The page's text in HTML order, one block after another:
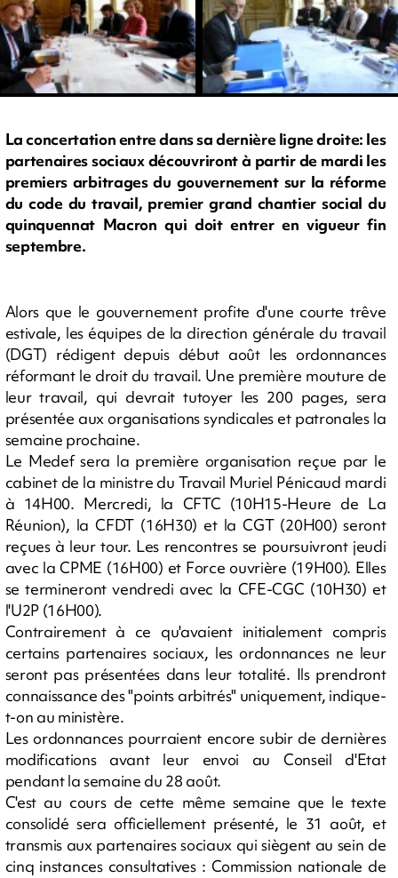
La concertation entre dans sa dernière ligne droite: les
partenaires sociaux découvriront à partir de mardi les
premiers arbitrages du gouvernement sur la réforme
du code du travail, premier grand chantier social du
quinquennat Macron qui doit entrer en vigueur fin
septembre.
Alors que le gouvernement profite d'une courte trêve
estivale, les équipes de la direction générale du travail
(DGT) rédigent depuis début août les ordonnances
réformant le droit du travail. Une première mouture de
leur travail, qui devrait tutoyer les 200 pages, sera
présentée aux organisations syndicales et patronales la
semaine prochaine.
Le Medef sera la première organisation reçue par le
cabinet de la ministre du Travail Muriel Pénicaud mardi
à 14H00. Mercredi, la CFTC (10H15-Heure de La
Réunion), la CFDT (16H30) et la CGT (20H00) seront
reçues à leur tour. Les rencontres se poursuivront jeudi
avec la CPME (16H00) et Force ouvrière (19H00). Elles
se termineront vendredi avec la CFE-CGC (10H30) et
l'U2P (16H00).
Contrairement à ce qu'avaient initialement compris
certains partenaires sociaux, les ordonnances ne leur
seront pas présentées dans leur totalité. Ils prendront
connaissance des "points arbitrés" uniquement, indique-
t-on au ministère.
Les ordonnances pourraient encore subir de dernières
modifications avant leur envoi au Conseil d'Etat
pendant la semaine du 28 août.
C'est au cours de cette même semaine que le texte
consolidé sera officiellement présenté, le 31 août, et
transmis aux partenaires sociaux qui siègent au sein de
cinq instances consultatives : Commission nationale de